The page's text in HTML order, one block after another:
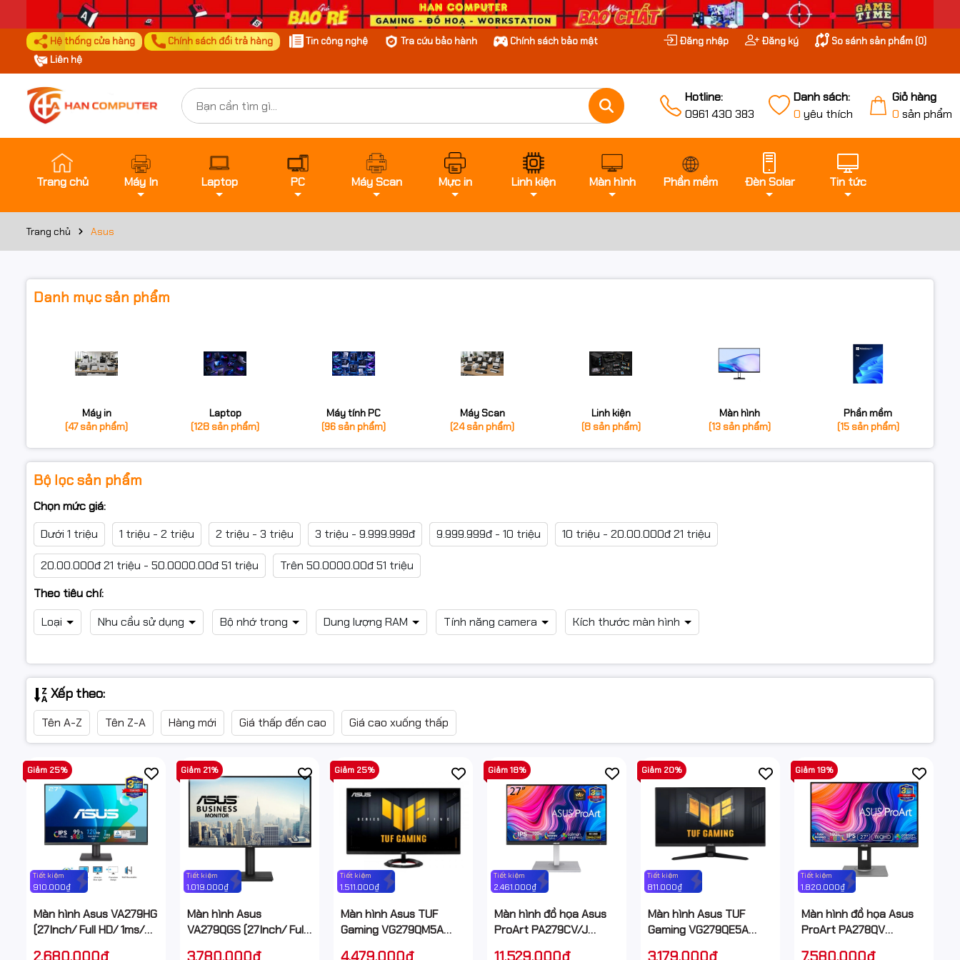
Hệ thống cửa hàng Chính sách đổi trả hàng Tin công nghệ Tra cứu bảo hành
Chính sách bảo mật
Liên hệ
Đăng nhập Đăng ký So sánh sản phẩm (0)
Hotline:
0961 430 383
Danh sách:
0 yêu thích
Giỏ hàng
0 sản phẩm
Trang chủ Máy In Laptop PC Máy Scan Mực in Linh kiện Màn hình Phần mềm Đèn Solar Tin tức
Trang chủ Asus
Danh mục sản phẩm
Máy in
(47 sản phẩm)
Laptop
(128 sản phẩm)
Máy tính PC
(96 sản phẩm)
Máy Scan
(24 sản phẩm)
Linh kiện
(8 sản phẩm)
Màn hình
(13 sản phẩm)
Phần mềm
(15 sản phẩm)
Bộ lọc sản phẩm
Chọn mức giá:
Dưới 1 triệu
1 triệu - 2 triệu 2 triệu - 3 triệu 3 triệu - 9.999.999đ 9.999.999đ - 10 triệu 10 triệu - 20.00.000đ 21 triệu
20.00.000đ 21 triệu - 50.0000.00đ 51 triệu
Trên 50.0000.00đ 51 triệu
Theo tiêu chí:
Loại
Nhu cầu sử dụng Bộ nhớ trong Dung lượng RAM Tính năng camera Kích thước màn hình
Xếp theo:
Tên A-Z Tên Z-A Hàng mới Giá thấp đến cao Giá cao xuống thấp
Tiết kiệm
910.000₫
Giảm 25%
Màn hình Asus VA279HG
(27Inch/ Full HD/ 1ms/
Tiết kiệm
1.019.000₫
Giảm 21%
Màn hình Asus
VA279QGS (27Inch/ Full
Tiết kiệm
1.511.000₫
Giảm 25%
Màn hình Asus TUF
Gaming VG279QM5A
Tiết kiệm
2.461.000₫
Giảm 18%
Màn hình đồ họa Asus
ProArt PA279CV/J
Tiết kiệm
811.000₫
Giảm 20%
Màn hình Asus TUF
Gaming VG279QE5A
Tiết kiệm
1.820.000₫
Giảm 19%
Màn hình đồ họa Asus
ProArt PA278QV